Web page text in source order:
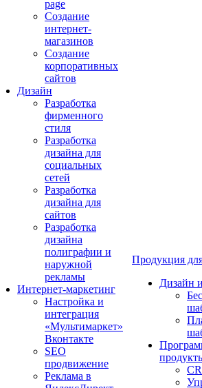
page
Создание
интернет-
магазинов
Создание
корпоративных
сайтов
Дизайн
Разработка
фирменного
стиля
Разработка
дизайна для
социальных
сетей
Разработка
дизайна для
сайтов
Разработка
дизайна
полиграфии и
наружной
рекламы
Интернет-маркетинг
Настройка и
интеграция
«Мультимаркет»
Вконтакте
SEO
продвижение
Реклама в
Продукция
Дизайн